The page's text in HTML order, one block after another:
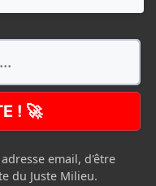
! 🚀
email, d'être
du Juste Milieu.